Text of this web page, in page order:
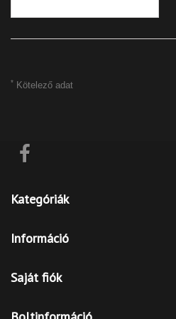
* Kötelező adat
Kategóriák
Információ
Saját fiók